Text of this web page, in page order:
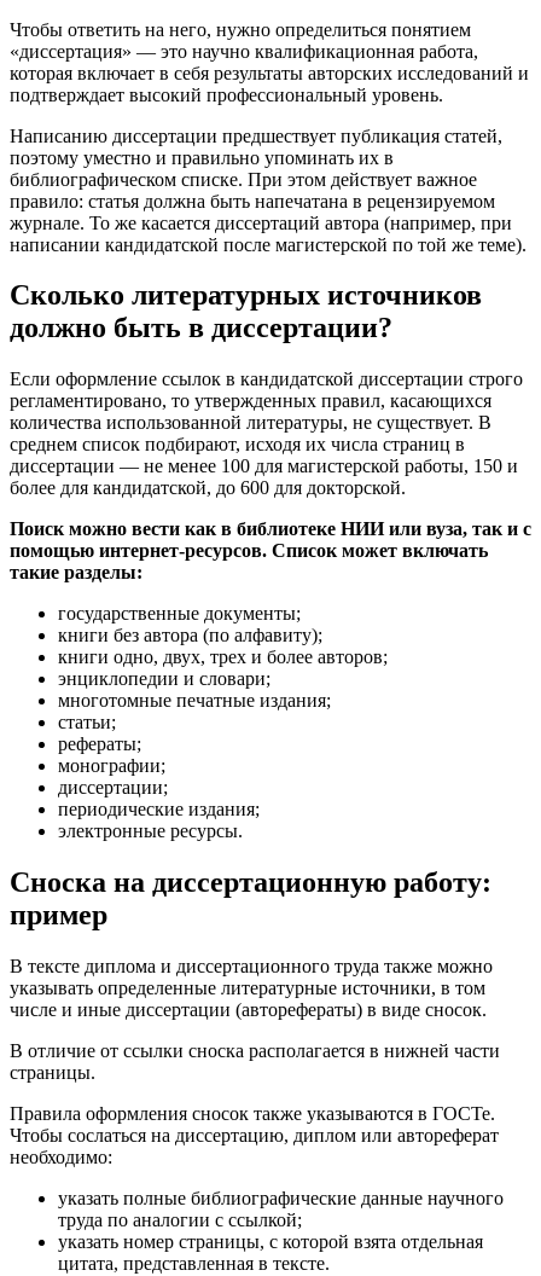
Чтобы ответить на него, нужно определиться понятием
«диссертация» — это научно квалификационная работа,
которая включает в себя результаты авторских исследований и
подтверждает высокий профессиональный уровень.
Написанию диссертации предшествует публикация статей,
поэтому уместно и правильно упоминать их в
библиографическом списке. При этом действует важное
правило: статья должна быть напечатана в рецензируемом
журнале. То же касается диссертаций автора (например, при
написании кандидатской после магистерской по той же теме).
Сколько литературных источников
должно быть в диссертации?
Если оформление ссылок в кандидатской диссертации строго
регламентировано, то утвержденных правил, касающихся
количества использованной литературы, не существует. В
среднем список подбирают, исходя их числа страниц в
диссертации — не менее 100 для магистерской работы, 150 и
более для кандидатской, до 600 для докторской.
Поиск можно вести как в библиотеке НИИ или вуза, так и с
помощью интернет-ресурсов. Список может включать
такие разделы:
государственные документы;
книги без автора (по алфавиту);
книги одно, двух, трех и более авторов;
энциклопедии и словари;
многотомные печатные издания;
статьи;
рефераты;
монографии;
диссертации;
периодические издания;
электронные ресурсы.
Сноска на диссертационную работу:
пример
В тексте диплома и диссертационного труда также можно
указывать определенные литературные источники, в том
числе и иные диссертации (авторефераты) в виде сносок.
В отличие от ссылки сноска располагается в нижней части
страницы.
Правила оформления сносок также указываются в ГОСТе.
Чтобы сослаться на диссертацию, диплом или автореферат
необходимо:
указать полные библиографические данные научного
труда по аналогии с ссылкой;
указать номер страницы, с которой взята отдельная
цитата, представленная в тексте.